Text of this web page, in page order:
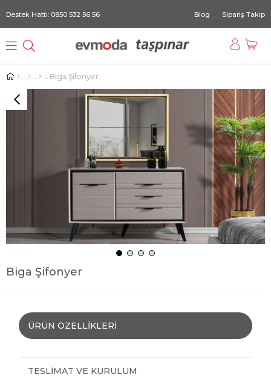
Destek Hattı: 0850 532 56 56 Blog Sipariş Takip
Biga Şifonyer
Biga Şifonyer
ÜRÜN ÖZELLIKLERI
TESLIMAT VE KURULUM